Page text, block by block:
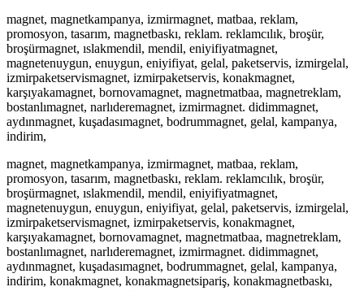
magnet, magnetkampanya, izmirmagnet, matbaa, reklam,
promosyon, tasarım, magnetbaskı, reklam. reklamcılık, broşür,
broşürmagnet, ıslakmendil, mendil, eniyifiyatmagnet,
magnetenuygun, enuygun, eniyifiyat, gelal, paketservis, izmirgelal,
izmirpaketservismagnet, izmirpaketservis, konakmagnet,
karşıyakamagnet, bornovamagnet, magnetmatbaa, magnetreklam,
bostanlımagnet, narlıderemagnet, izmirmagnet. didimmagnet,
aydınmagnet, kuşadasımagnet, bodrummagnet, gelal, kampanya,
indirim,
magnet, magnetkampanya, izmirmagnet, matbaa, reklam,
promosyon, tasarım, magnetbaskı, reklam. reklamcılık, broşür,
broşürmagnet, ıslakmendil, mendil, eniyifiyatmagnet,
magnetenuygun, enuygun, eniyifiyat, gelal, paketservis, izmirgelal,
izmirpaketservismagnet, izmirpaketservis, konakmagnet,
karşıyakamagnet, bornovamagnet, magnetmatbaa, magnetreklam,
bostanlımagnet, narlıderemagnet, izmirmagnet. didimmagnet,
aydınmagnet, kuşadasımagnet, bodrummagnet, gelal, kampanya,
indirim, konakmagnet, konakmagnetsipariş, konakmagnetbaskı,